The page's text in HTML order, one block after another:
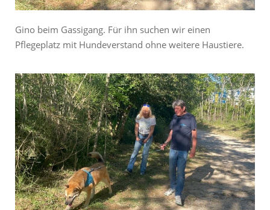
Gino beim Gassigang. Für ihn suchen wir einen
Pflegeplatz mit Hundeverstand ohne weitere Haustiere.